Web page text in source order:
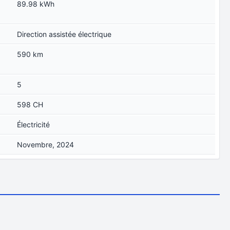
89.98 kWh
Direction assistée électrique
590 km
5
598 CH
Électricité
Novembre, 2024